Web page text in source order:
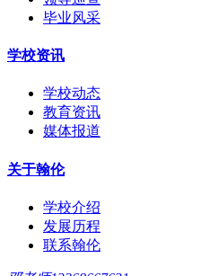
毕业风采
学校资讯
学校动态
教育资讯
媒体报道
关于翰伦
学校介绍
发展历程
联系翰伦